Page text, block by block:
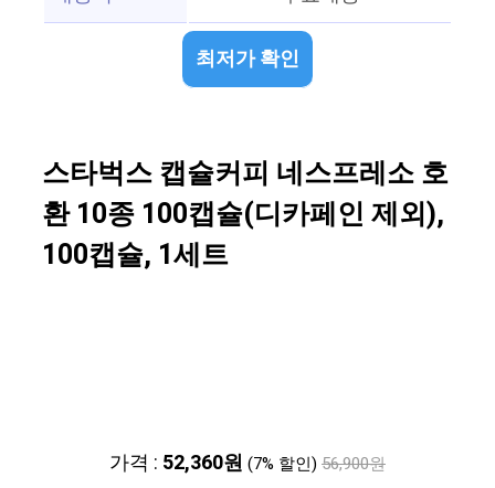
최저가 확인
스타벅스 캡슐커피 네스프레소 호
환 10종 100캡슐(디카페인 제외),
100캡슐, 1세트
가격 : 52,360원 (7% 할인) 56,900원